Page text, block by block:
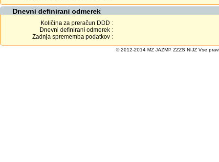
Dnevni definirani odmerek
Količina za preračun DDD :
Dnevni definirani odmerek :
Zadnja sprememba podatkov :
© 2012-2014 MZ JAZMP ZZZS NIJZ Vse